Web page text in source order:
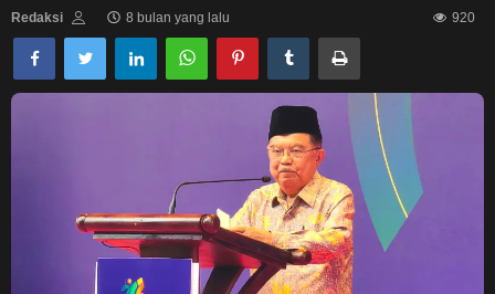
Politik
Nasional
Redaksi 8 bulan yang lalu 920